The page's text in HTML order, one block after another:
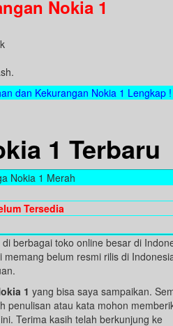
Nokia 1
dan Kekurangan Nokia 1 Lengkap !
1 Terbaru
Nokia 1 Merah
Tersedia
berbagai toko online besar di
belum resmi rilis di
1 yang bisa saya sampaikan.
penulisan atau kata mohon
Terima kasih telah berkunjung ke